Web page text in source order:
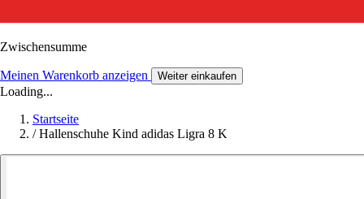
Zwischensumme
Meinen Warenkorb anzeigen Weiter einkaufen
Loading...
Startseite
/ Hallenschuhe Kind adidas Ligra 8 K